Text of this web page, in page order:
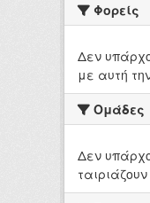
Φορείς
Δεν
με αυτή
Ομάδες
Δεν